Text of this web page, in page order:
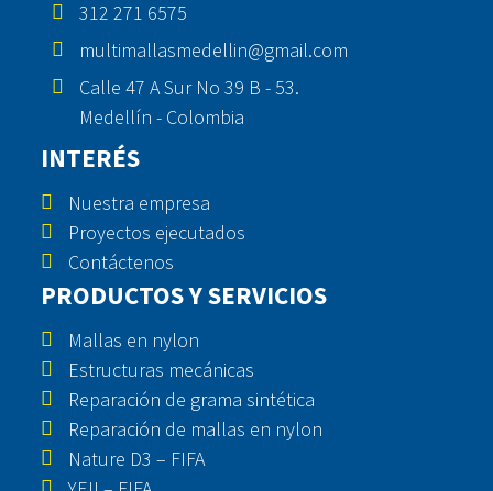
312 271 6575
multimallasmedellin@gmail.com
Calle 47 A Sur No 39 B - 53.
Medellín - Colombia
INTERÉS
Nuestra empresa
Proyectos ejecutados
Contáctenos
PRODUCTOS Y SERVICIOS
Mallas en nylon
Estructuras mecánicas
Reparación de grama sintética
Reparación de mallas en nylon
Nature D3 – FIFA